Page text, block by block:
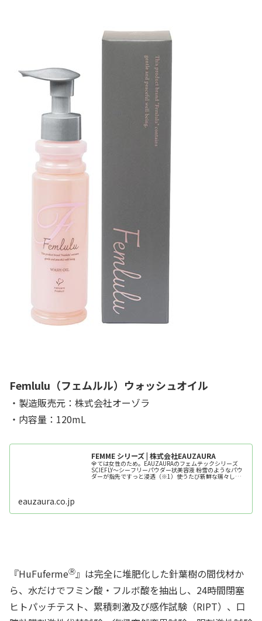
Femlulu（フェムルル）ウォッシュオイル
・製造販売元：株式会社オーゾラ
・内容量：120mL
FEMME シリーズ | 株式会社EAUZAURA
全ては女性のため。EAUZAURAのフェムテックシリーズ
SCIEFLY〜シーフリーパウダー状美容液 粉雪のようなパウ
ダーが指先ですっと浸透（※1）使うたび新鮮な瑞々しさ
eauzaura.co.jp
『HuFufermeⓇ』は完全に堆肥化した針葉樹の間伐材か
ら、水だけでフミン酸・フルボ酸を抽出し、24時間閉塞
ヒトパッチテスト、累積刺激及び感作試験（RIPT）、口